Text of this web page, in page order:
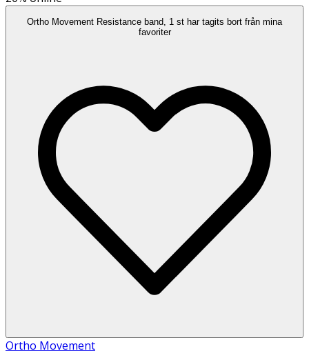
Ortho Movement Resistance band, 1 st har tagits bort från mina
favoriter
Ortho Movement